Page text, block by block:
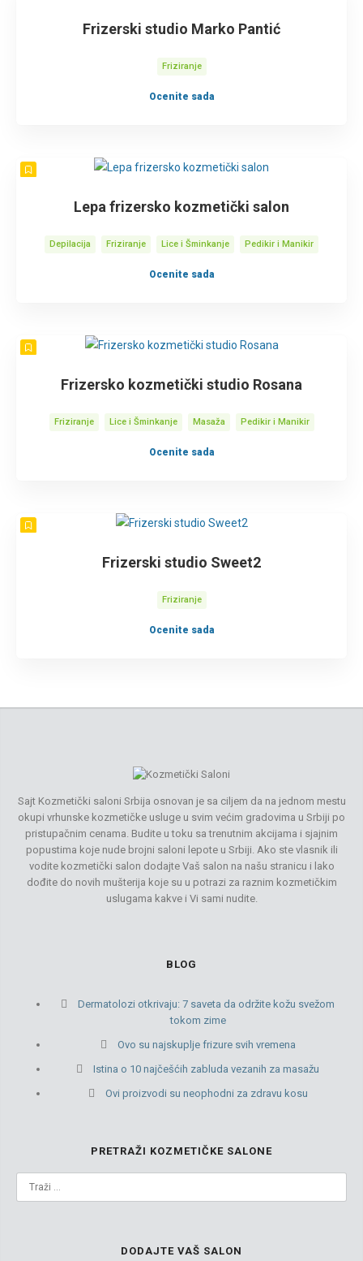
Frizerski studio Marko Pantić
Friziranje
Ocenite sada
Lepa frizersko kozmetički salon
Depilacija Friziranje Lice i Šminkanje Pedikir i Manikir
Ocenite sada
Frizersko kozmetički studio Rosana
Friziranje Lice i Šminkanje Masaža Pedikir i Manikir
Ocenite sada
Frizerski studio Sweet2
Friziranje
Ocenite sada
Sajt Kozmetički saloni Srbija osnovan je sa ciljem da na jednom mestu
okupi vrhunske kozmetičke usluge u svim većim gradovima u Srbiji po
pristupačnim cenama. Budite u toku sa trenutnim akcijama i sjajnim
popustima koje nude brojni saloni lepote u Srbiji. Ako ste vlasnik ili
vodite kozmetički salon dodajte Vaš salon na našu stranicu i lako
dođite do novih mušterija koje su u potrazi za raznim kozmetičkim
uslugama kakve i Vi sami nudite.
BLOG
Dermatolozi otkrivaju: 7 saveta da održite kožu svežom
tokom zime
Ovo su najskuplje frizure svih vremena
Istina o 10 najčešćih zabluda vezanih za masažu
Ovi proizvodi su neophodni za zdravu kosu
PRETRAŽI KOZMETIČKE SALONE
DODAJTE VAŠ SALON